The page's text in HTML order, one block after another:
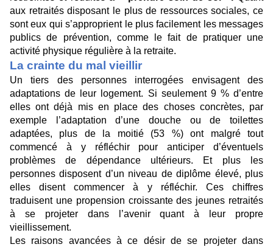
aux retraités disposant le plus de ressources sociales, ce
sont eux qui s’approprient le plus facilement les messages
publics de prévention, comme le fait de pratiquer une
activité physique régulière à la retraite.
La crainte du mal vieillir
Un tiers des personnes interrogées envisagent des
adaptations de leur logement. Si seulement 9 % d’entre
elles ont déjà mis en place des choses concrètes, par
exemple l’adaptation d’une douche ou de toilettes
adaptées, plus de la moitié (53 %) ont malgré tout
commencé à y réfléchir pour anticiper d’éventuels
problèmes de dépendance ultérieurs. Et plus les
personnes disposent d’un niveau de diplôme élevé, plus
elles disent commencer à y réfléchir. Ces chiffres
traduisent une propension croissante des jeunes retraités
à se projeter dans l’avenir quant à leur propre
vieillissement.
Les raisons avancées à ce désir de se projeter dans